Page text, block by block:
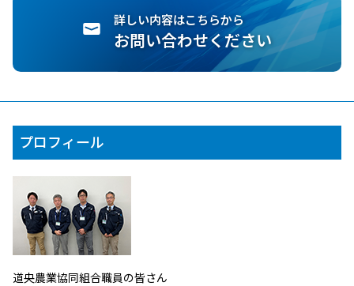
詳しい内容はこちらから
お問い合わせください
プロフィール
道央農業協同組合職員の皆さん